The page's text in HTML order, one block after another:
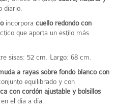
diario.
incorpora cuello redondo con
que aporta un estilo más
sisas: 52 cm. Largo: 68 cm.
a rayas sobre fondo blanco con
equilibrado y con
con cordón ajustable y bolsillos
el día a día.